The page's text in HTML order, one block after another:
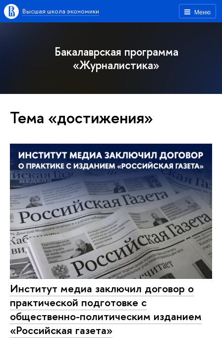
Меню
Высшая школа экономики
Бакалаврская программа
«Журналистика»
Тема «достижения»
Институт медиа заключил договор о
практической подготовке с
общественно-политическим изданием
«Российская газета»